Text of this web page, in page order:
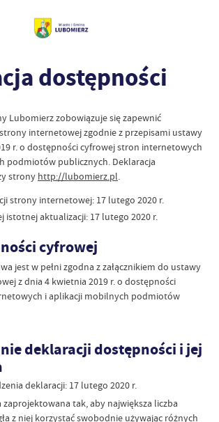
dostępności
Lubomierzzobowiązuje się zapewnić
strony internetowejzgodnie z przepisami ustawy
r. o dostępności cyfrowej stron internetowych
podmiotów publicznych. Deklaracja
strony http://lubomierz.pl.
strony internetowej: 17 lutego 2020 r.
istotnej aktualizacji: 17 lutego 2020 r.
cyfrowej
jest w pełni zgodna z załącznikiem do ustawy
z dnia 4 kwietnia 2019 r. o dostępności
i aplikacji mobilnych podmiotów
deklaracji dostępności i jej
deklaracji: 17 lutego 2020 r.
tak, aby największa liczba
z niej korzystać swobodnie używając różnych